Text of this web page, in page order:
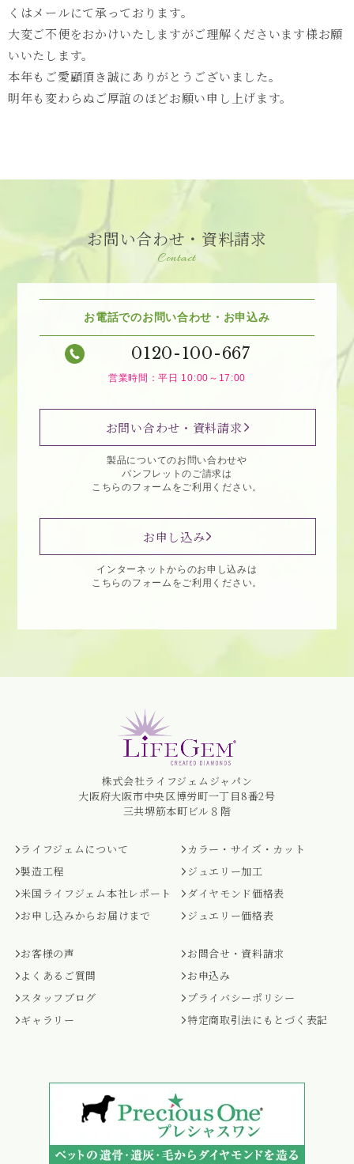
くはメールにて承っております。
大変ご不便をおかけいたしますがご理解くださいます様お願
いいたします。
本年もご愛顧頂き誠にありがとうございました。
明年も変わらぬご厚誼のほどお願い申し上げます。
お問い合わせ・資料請求
Contact
お電話でのお問い合わせ・お申込み
0120-100-667
営業時間：平日 10:00～17:00
お問い合わせ・資料請求
製品についてのお問い合わせや
パンフレットのご請求は
こちらのフォームをご利用ください。
お申し込み
インターネットからのお申し込みは
こちらのフォームをご利用ください。
株式会社ライフジェムジャパン
大阪府大阪市中央区博労町一丁目8番2号
三共堺筋本町ビル８階
ライフジェムについて
製造工程
米国ライフジェム本社レポート
お申し込みからお届けまで
カラー・サイズ・カット
ジュエリー加工
ダイヤモンド価格表
ジュエリー価格表
お客様の声
よくあるご質問
スタッフブログ
ギャラリー
お問合せ・資料請求
お申込み
プライバシーポリシー
特定商取引法にもとづく表記